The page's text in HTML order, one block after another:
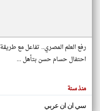
المقالات
الموجوده
هنا عن
رفع العلم المصري.. تفاعل مع طريقة
احتفال حسام حسن بتأهل ...
منذ سنة
سي ان ان عربي